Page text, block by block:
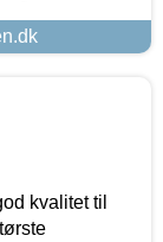
kvalitet til